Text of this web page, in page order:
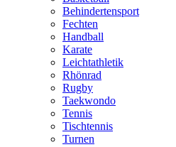
Behindertensport
Fechten
Handball
Karate
Leichtathletik
Rhönrad
Rugby
Taekwondo
Tennis
Tischtennis
Turnen